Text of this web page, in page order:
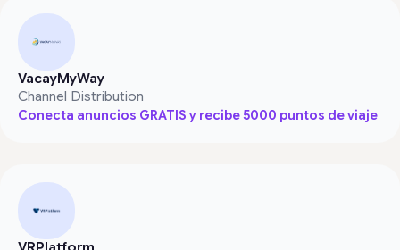
VacayMyWay
Channel Distribution
Conecta anuncios GRATIS y recibe 5000 puntos de viaje